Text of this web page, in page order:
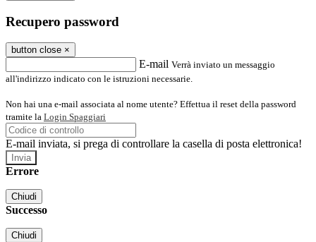
Recupero password
button close ×
E-mail Verrà inviato un messaggio
all'indirizzo indicato con le istruzioni necessarie.
Non hai una e-mail associata al nome utente? Effettua il reset della password
tramite la Login Spaggiari
E-mail inviata, si prega di controllare la casella di posta elettronica!
Errore
Chiudi
Successo
Chiudi